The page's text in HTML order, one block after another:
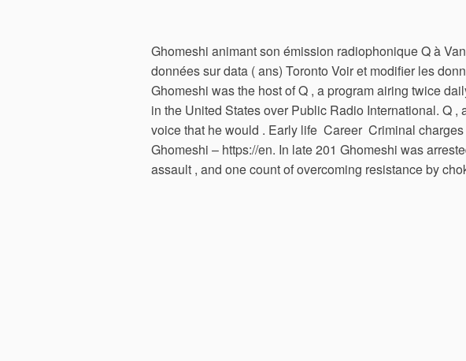
Ghomeshi animant son émission radiophonique Q à
données sur data ( ans) Toronto Voir et modifier les
Ghomeshi was the host of Q , a program airing twice
in the United States over Public Radio International. Q
voice that he would . Early life ‎ Career ‎ Criminal
Ghomeshi – https://en. In late 201 Ghomeshi was
assault , and one count of overcoming resistance by